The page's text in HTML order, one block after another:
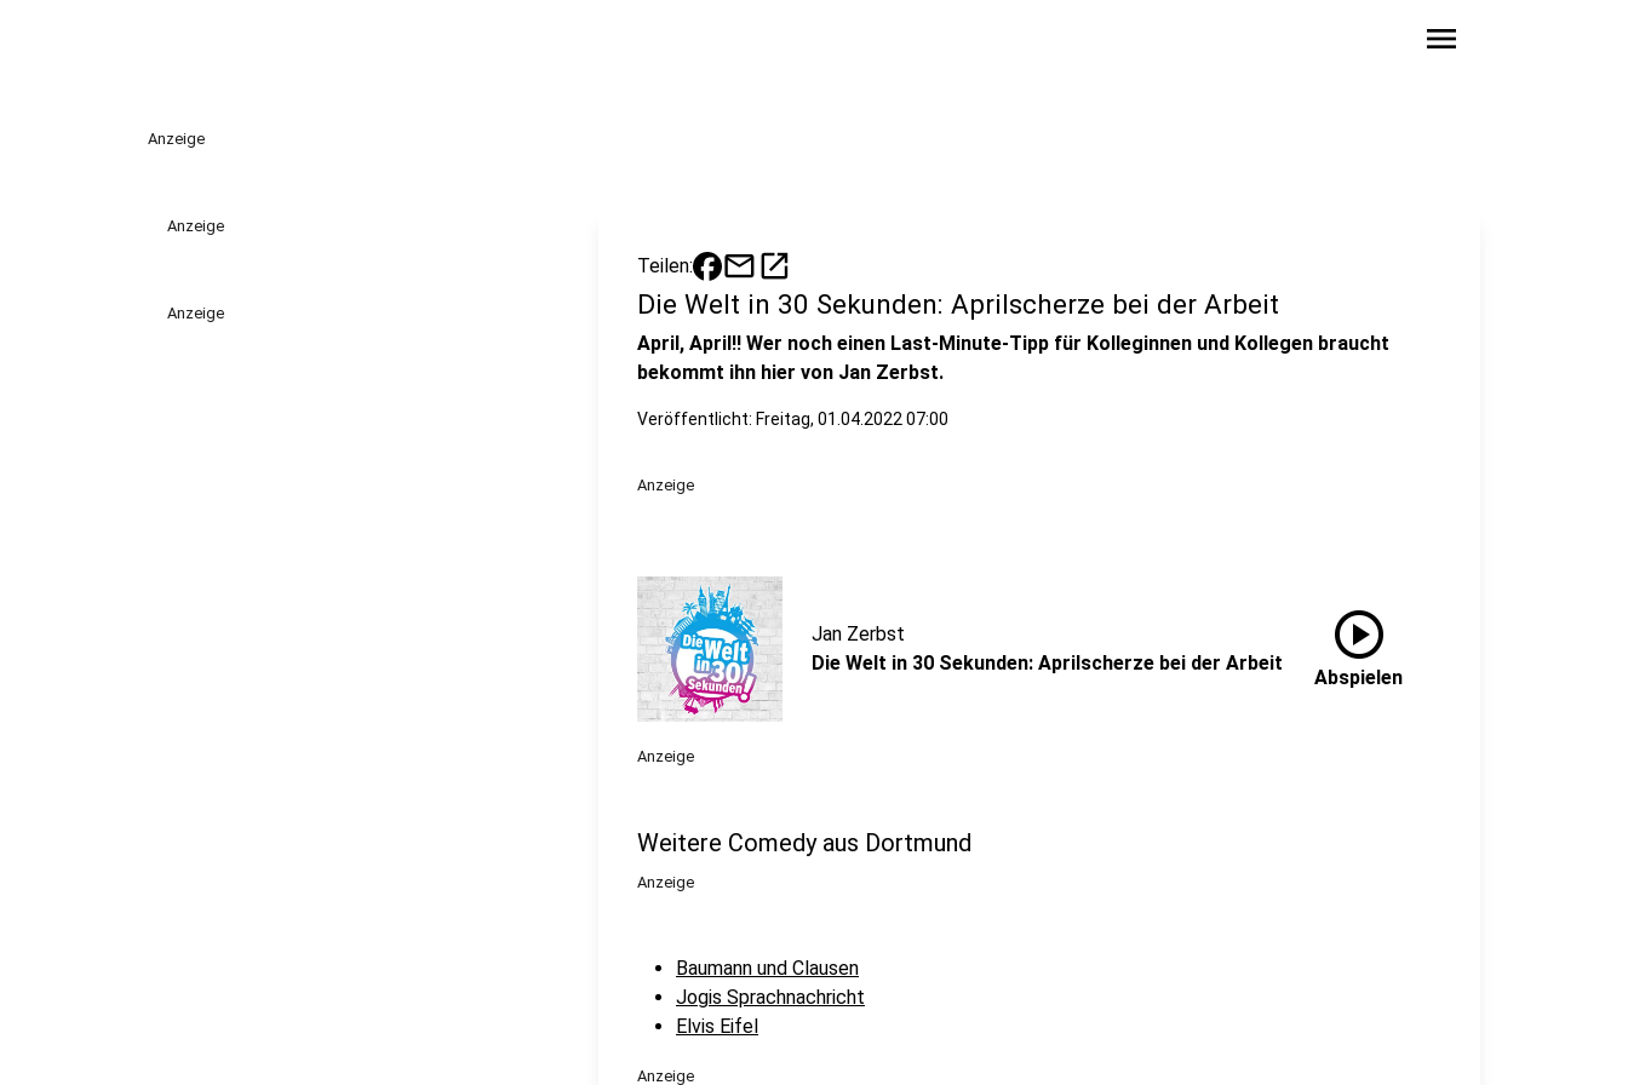
menu
Anzeige
Anzeige
Anzeige
Teilen: mailopen_in_new
Die Welt in 30 Sekunden: Aprilscherze bei der Arbeit
April, April!! Wer noch einen Last-Minute-Tipp für Kolleginnen und Kollegen braucht
bekommt ihn hier von Jan Zerbst.
Veröffentlicht: Freitag, 01.04.2022 07:00
Anzeige
Jan Zerbst
Die Welt in 30 Sekunden: Aprilscherze bei der Arbeit
play_circle
Abspielen
Anzeige
Weitere Comedy aus Dortmund
Anzeige
Baumann und Clausen
Jogis Sprachnachricht
Elvis Eifel
Anzeige